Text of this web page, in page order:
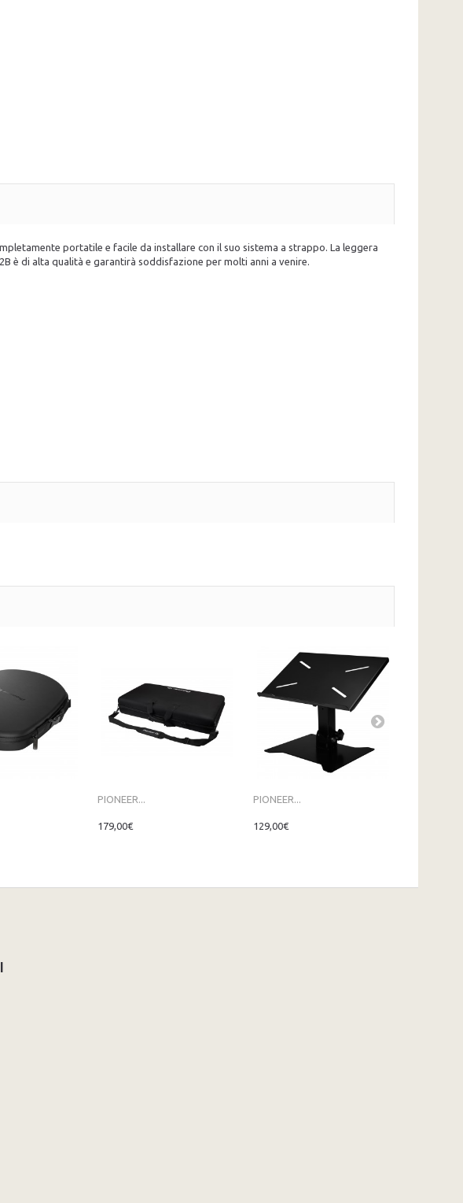
portatile e facile da installare con il suo sistema a strappo. La leggera
è di alta qualità e garantirà soddisfazione per molti anni a venire.
PIONEER...
179,00€
PIONEER...
129,00€